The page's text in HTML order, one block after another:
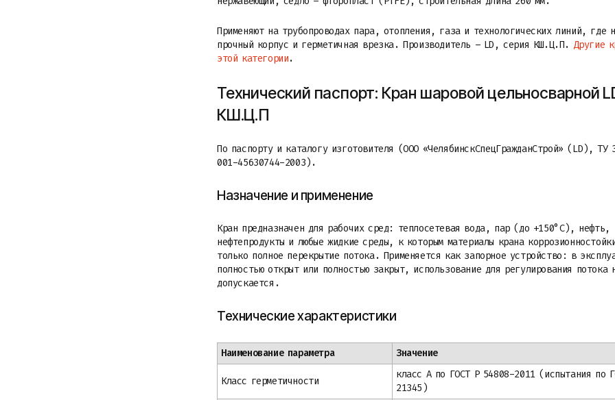
Применяют на трубопроводах пара, отопления, газа и технологических линий, где
прочный корпус и герметичная врезка. Производитель – LD, серия КШ.Ц.П. Другие
этой категории.
Технический паспорт: Кран шаровой цельносварной
КШ.Ц.П
По паспорту и каталогу изготовителя (ООО «ЧелябинскСпецГражданСтрой» (LD), ТУ
001-45630744-2003).
Назначение и применение
Кран предназначен для рабочих сред: теплосетевая вода, пар (до +150°С), нефть,
нефтепродукты и любые жидкие среды, к которым материалы крана
только полное перекрытие потока. Применяется как запорное устройство: в
полностью открыт или полностью закрыт, использование для регулирования потока
допускается.
Технические характеристики
Наименование параметра Значение
Класс герметичности
класс А по ГОСТ Р 54808-2011 (испытания по
21345)